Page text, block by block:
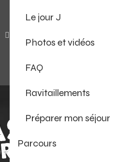
Le jour J
Photos et vidéos
FAQ
Ravitaillements
Préparer mon séjour
Parcours